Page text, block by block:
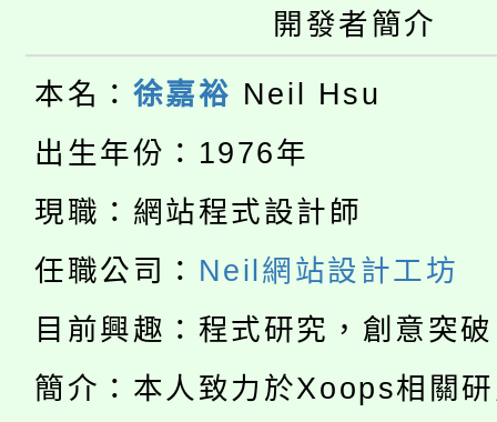
田徑場及游泳池舉行。
視費優惠，中低收入戶
半價優惠，詳情可洽有
者。
大園自造教育及科技中
大溪自造教育及科技中
份教師研習
淨零綠生活教案入校路
會
公告本校115學年度第
代理(課)教師甄選結果
告(尚有缺額)
「本色祭」8/29、30在
場熱烈登場!
8/21下午1時於龍潭區
徵才活動。
YOUNG桃局內行報名
開發者簡介
本名： 徐嘉裕 Neil Hsu
出生年份：1976年
現職：網站程式設計師
任職公司： Neil網站設計工坊
目前興趣：程式研究，創意突
簡介：本人致力於Xoops相關